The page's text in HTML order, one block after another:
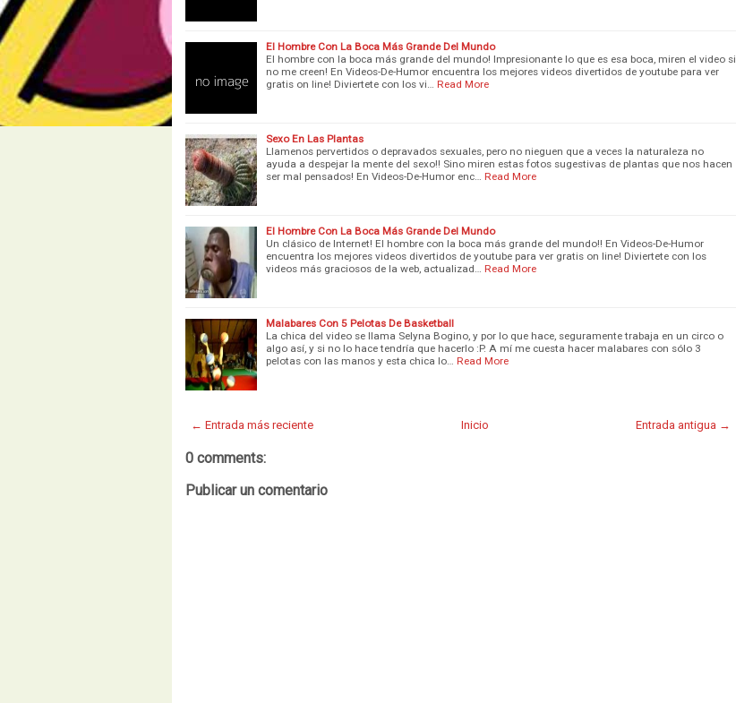
El Hombre Con La Boca Más Grande Del Mundo
El hombre con la boca más grande del mundo! Impresionante lo que es esa boca, miren el video si
no me creen! En Videos-De-Humor encuentra los mejores videos divertidos de youtube para ver
gratis on line! Diviertete con los vi…
Read More
Sexo En Las Plantas
Llamenos pervertidos o depravados sexuales, pero no nieguen que a veces la naturaleza no
ayuda a despejar la mente del sexo!! Sino miren estas fotos sugestivas de plantas que nos hacen
ser mal pensados! En Videos-De-Humor enc…
Read More
El Hombre Con La Boca Más Grande Del Mundo
Un clásico de Internet! El hombre con la boca más grande del mundo!! En Videos-De-Humor
encuentra los mejores videos divertidos de youtube para ver gratis on line! Diviertete con los
videos más graciosos de la web, actualizad…
Read More
Malabares Con 5 Pelotas De Basketball
La chica del video se llama Selyna Bogino, y por lo que hace, seguramente trabaja en un circo o
algo así, y si no lo hace tendría que hacerlo :P. A mí me cuesta hacer malabares con sólo 3
pelotas con las manos y esta chica lo…
Read More
← Entrada más reciente Entrada antigua →
Inicio
0 comments:
Publicar un comentario